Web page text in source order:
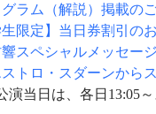
ラム（解説）掲載の
生限定】当日券割引の
スペシャルメッセー
トロ・スダーンから
公演当日は、各日13:05